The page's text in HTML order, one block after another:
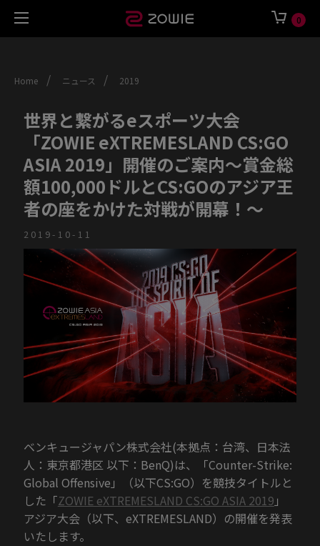
0
Home / ニュース / 2019
世界と繋がるeスポーツ大会
「ZOWIE eXTREMESLAND CS:GO
ASIA 2019」開催のご案内～賞金総
額100,000ドルとCS:GOのアジア王
者の座をかけた対戦が開幕！～
2019-10-11
ベンキュージャパン株式会社(本拠点：台湾、日本法
人：東京都港区 以下：BenQ)は、「Counter-Strike:
Global Offensive」（以下CS:GO）を競技タイトルと
した「ZOWIE eXTREMESLAND CS:GO ASIA 2019 」
アジア大会（以下、eXTREMESLAND）の開催を発表
いたします。